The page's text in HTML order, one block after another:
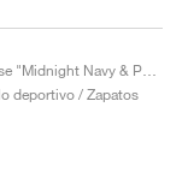
deportivo / Zapatos